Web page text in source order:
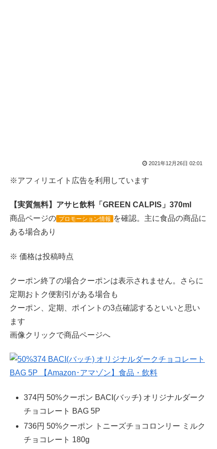
2021年12月26日 02:01
※アフィリエイト広告を利用しています
【実質無料】アサヒ飲料「GREEN CALPIS」370ml
商品ページの プロモーション情報 を確認。主に食品の商品に
ある場合あり
※ 価格は投稿時点
クーポン終了の場合クーポンは表示されません。さらに
定期おトク便割引がある場合も
クーポン、定期、ポイントの3点確認するといいと思い
ます
画像クリックで商品ページへ
374円 50%クーポン BACI(バッチ) オリジナルダーク
チョコレート BAG 5P
736円 50%クーポン トニーズチョコロンリー ミルク
チョコレート 180g